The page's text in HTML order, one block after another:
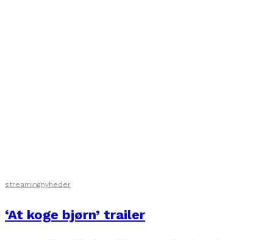
streamingnyheder
‘At koge bjørn’ trailer